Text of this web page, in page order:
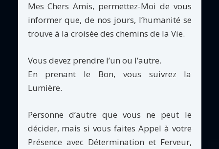
Mes Chers Amis, permettez-Moi de vous
informer que, de nos jours, l’humanité se
trouve à la croisée des chemins de la Vie.
Vous devez prendre l’un ou l’autre.
En prenant le Bon, vous suivrez la
Lumière.
Personne d’autre que vous ne peut le
décider, mais si vous faites Appel à votre
Présence avec Détermination et Ferveur,